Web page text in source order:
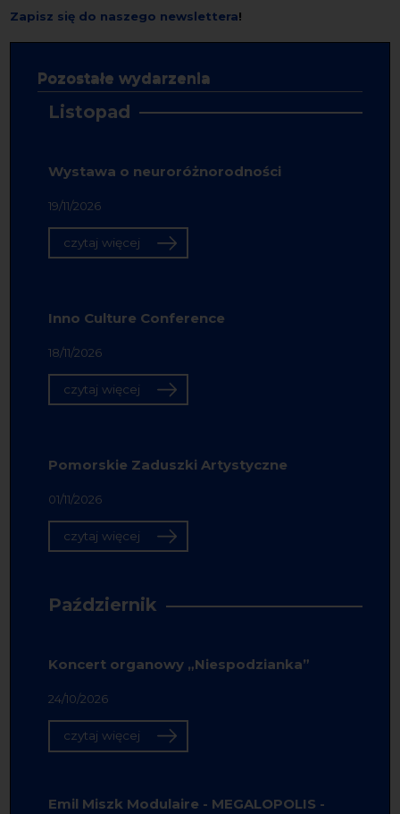
Zapisz się do naszego newslettera!
Pozostałe wydarzenia
Listopad
Wystawa o neuroróżnorodności
19/11/2026
czytaj więcej
Inno Culture Conference
18/11/2026
czytaj więcej
Pomorskie Zaduszki Artystyczne
01/11/2026
czytaj więcej
Październik
Koncert organowy „Niespodzianka”
24/10/2026
czytaj więcej
Emil Miszk Modulaire - MEGALOPOLIS -